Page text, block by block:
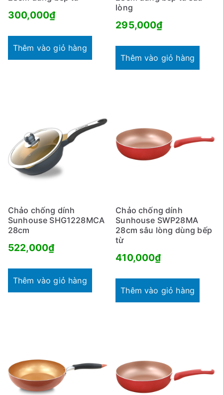
300,000₫
Thêm vào giỏ hàng
lòng
295,000₫
Thêm vào giỏ hàng
Chảo chống dính
Sunhouse SHG1228MCA
28cm
522,000₫
Thêm vào giỏ hàng
Chảo chống dính
Sunhouse SWP28MA
28cm sâu lòng dùng bếp
từ
410,000₫
Thêm vào giỏ hàng